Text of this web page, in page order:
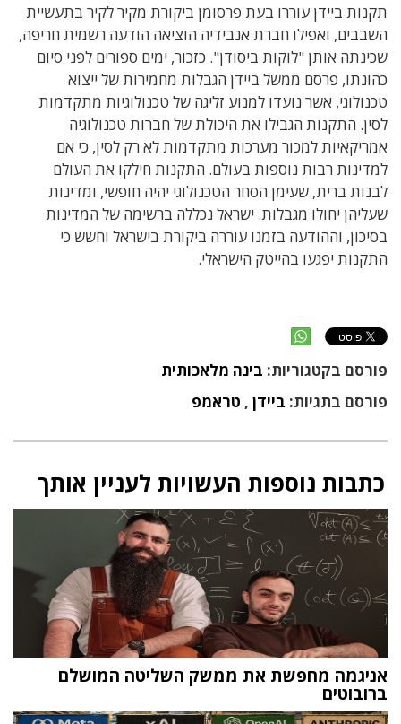
תקנות ביידן עוררו בעת פרסומן ביקורת מקיר לקיר בתעשיית
השבבים, ואפילו חברת אנבידיה הוציאה הודעה רשמית חריפה,
שכינתה אותן "לוקות ביסודן". כזכור, ימים ספורים לפני סיום
כהונתו, פרסם ממשל ביידן הגבלות מחמירות של ייצוא
טכנולוגי, אשר נועדו למנוע זליגה של טכנולוגיות מתקדמות
לסין. התקנות הגבילו את היכולת של חברות טכנולוגיה
אמריקאיות למכור מערכות מתקדמות לא רק לסין, כי אם
למדינות רבות נוספות בעולם. התקנות חילקו את העולם
לבנות ברית, שעימן הסחר הטכנולוגי יהיה חופשי, ומדינות
שעליהן יחולו מגבלות. ישראל נכללה ברשימה של המדינות
בסיכון, וההודעה בזמנו עוררה ביקורת בישראל וחשש כי
התקנות יפגעו בהייטק הישראלי.
פורסם בקטגוריות: בינה מלאכותית
פורסם בתגיות: ביידן , טראמפ
כתבות נוספות העשויות לעניין אותך
אניגמה מחפשת את ממשק השליטה המושלם
ברובוטים